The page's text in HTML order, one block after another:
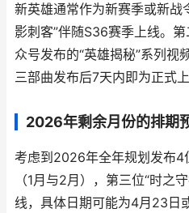
新英雄通常作为新赛季或新战
影刺客”伴随S36赛季上线。
众号发布的“英雄揭秘”系列视
三部曲发布后7天内即为正式上
2026年剩余月份的排期
考虑到2026年全年规划发布4
（1月与2月），第三位“时之
线，具体日期可能为4月23日